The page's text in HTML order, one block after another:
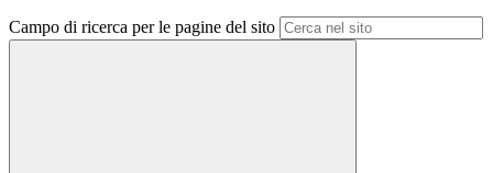
Campo di ricerca per le pagine del sito